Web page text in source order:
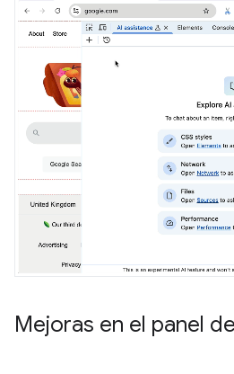
Mejoras en el panel